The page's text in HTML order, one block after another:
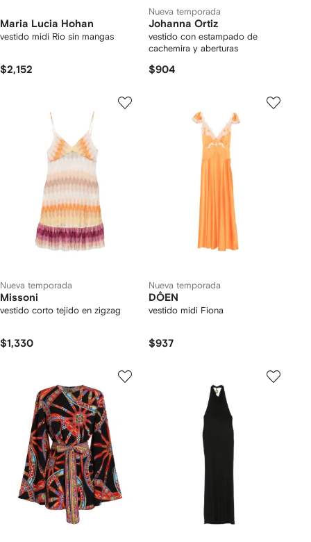
Maria Lucia Hohan
vestido midi Rio sin mangas
$2,152
Nueva temporada
Johanna Ortiz
vestido con estampado de
cachemira y aberturas
$904
Nueva temporada
Missoni
vestido corto tejido en zigzag
$1,330
Nueva temporada
DÔEN
vestido midi Fiona
$937